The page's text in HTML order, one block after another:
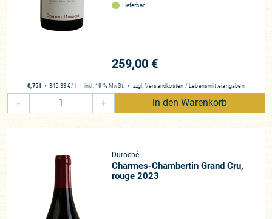
Chambertin, darunter die ganz großen Grand Crus Charmes-
Chambertin, Latricières-Chambertin, Griotte-Chambertin und
Clos-de-Bèze! Doch es handelt sich hierbei, selbst für
Lediglich 8,5 Hektar Rebfläche definieren die Domaine
Duroché. Und diese werden heute leidenschaftlich vom
jungen Pierre Duroché bewirtschaftet.
Weinstil & Vinifikation
Pierre Duroché ist ein äußerst zurückhaltender, bescheidener
dem man regelrecht jede Information abringen muss. Er ist
ein bodenständiger Winzer, der sich auf seine handwerklichen
Kenntnisse und die Qualität seiner Lagen verlässt, damit aber
nicht hofiert, sondern die Weine für sich selbst sprechen
lässt. Und genau diesen introvertierten, fast asketischen
Lieferbar
259,00 €
0,75 l ・ 345,33 € / l ・ inkl. 19 % MwSt. ・ zzgl. Versandkosten / Lebensmittelangaben
- + in den Warenkorb
Duroché
Charmes-Chambertin Grand Cru,
rouge 2023